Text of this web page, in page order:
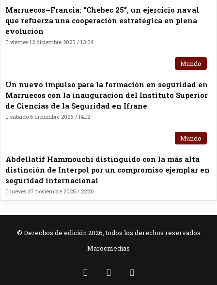
Marruecos–Francia: “Chebec 25”, un ejercicio naval
que refuerza una cooperación estratégica en plena
evolución
viernes 12 diciembre 2025 / 13:04
Mundo
Un nuevo impulso para la formación en seguridad en
Marruecos con la inauguración del Instituto Superior
de Ciencias de la Seguridad en Ifrane
sábado 6 diciembre 2025 / 14:12
Mundo
Abdellatif Hammouchi distinguido con la más alta
distinción de Interpol por un compromiso ejemplar en
seguridad internacional
jueves 27 noviembre 2025 / 22:20
© Derechos de edición 2026, todos los derechos reservados
Marocmedias
Facebook